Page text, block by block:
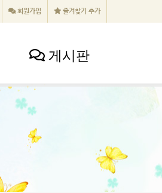
회원가입 즐겨찾기 추가
게시판
언론보도